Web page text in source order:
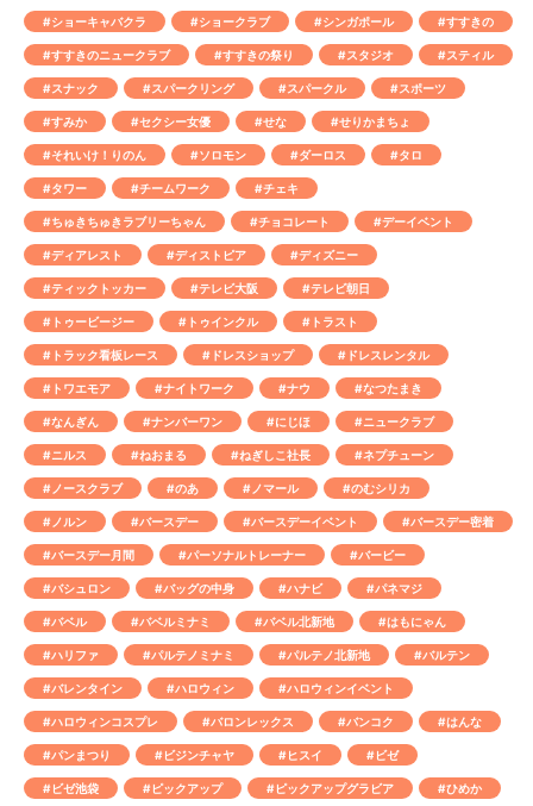
#ショーキャバクラ #ショークラブ #シンガポール #すすきの
#すすきのニュークラブ #すすきの祭り #スタジオ #スティル
#スナック #スパークリング #スパークル #スポーツ
#すみか #セクシー女優 #せな #せりかまちょ
#それいけ！りのん #ソロモン #ダーロス #タロ
#タワー #チームワーク #チェキ
#ちゅきちゅきラブリーちゃん #チョコレート #デーイベント
#ディアレスト #ディストピア #ディズニー
#ティックトッカー #テレビ大阪 #テレビ朝日
#トゥービージー #トゥインクル #トラスト
#トラック看板レース #ドレスショップ #ドレスレンタル
#トワエモア #ナイトワーク #ナウ #なつたまき
#なんぎん #ナンバーワン #にじほ #ニュークラブ
#ニルス #ねおまる #ねぎしこ社長 #ネプチューン
#ノースクラブ #のあ #ノマール #のむシリカ
#ノルン #バースデー #バースデーイベント #バースデー密着
#バースデー月間 #パーソナルトレーナー #バービー
#バシュロン #バッグの中身 #ハナビ #パネマジ
#バベル #バベルミナミ #バベル北新地 #はもにゃん
#ハリファ #パルテノミナミ #パルテノ北新地 #バルテン
#バレンタイン #ハロウィン #ハロウィンイベント
#ハロウィンコスプレ #バロンレックス #バンコク #はんな
#パンまつり #ビジンチャヤ #ヒスイ #ビゼ
#ビゼ池袋 #ピックアップ #ピックアップグラビア #ひめか